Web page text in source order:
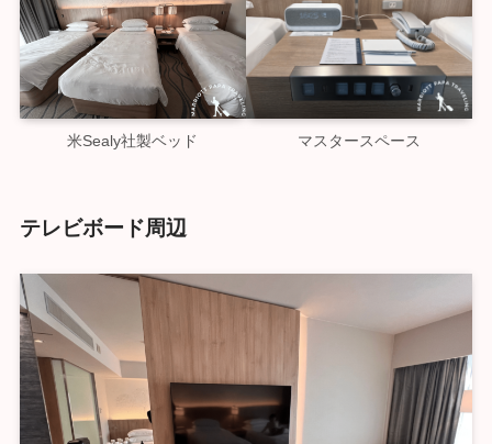
米Sealy社製ベッド マスタースペース
テレビボード周辺